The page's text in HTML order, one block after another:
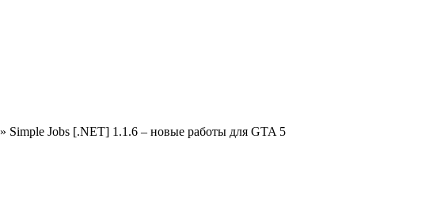
» Simple Jobs [.NET] 1.1.6 – новые работы для GTA 5